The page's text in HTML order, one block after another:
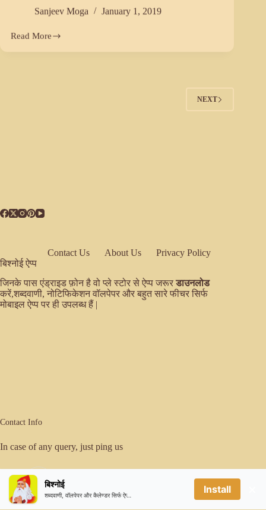
Sanjeev Moga
January 1, 2019
Read More
अमर
NEXT
Contact Us About Us
Privacy Policy
बिश्नोई ऐप्प
जिनके पास एंड्राइड फ़ोन है वो प्ले स्टोर से ऐप्प जरूरडाउनलोड
करें,शब्दवाणी, नोटिफिकेशन वॉलपेपर और बहुत सारे फीचर सिर्फ
मोबाइल ऐप्प पर ही उपलब्ध हैं |
Contact Info
In case of any query, just ping us
er.sanjeevbishnoi@gmail.com
बिश्नोई
शब्दवाणी, वॉलपेपर और कैलेण्डर सिर्फ ऐप्प पर ही उपलब्ध है Install